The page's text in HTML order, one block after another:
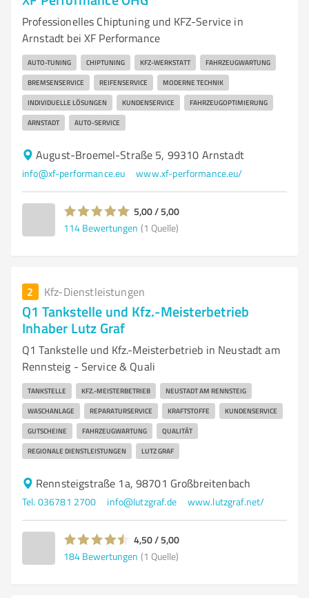
Professionelles Chiptuning und KFZ-Service in
Arnstadt bei XF Performance
AUTO-TUNING CHIPTUNING KFZ-WERKSTATT FAHRZEUGWARTUNG
BREMSENSERVICE REIFENSERVICE MODERNE TECHNIK
INDIVIDUELLE LÖSUNGEN KUNDENSERVICE FAHRZEUGOPTIMIERUNG
ARNSTADT AUTO-SERVICE
August-Broemel-Straße 5, 99310 Arnstadt
info@xf-performance.eu www.xf-performance.eu/
5,00 / 5,00
114 Bewertungen (1 Quelle)
2 Kfz-Dienstleistungen
Q1 Tankstelle und Kfz.-Meisterbetrieb
Inhaber Lutz Graf
Q1 Tankstelle und Kfz.-Meisterbetrieb in Neustadt am
Rennsteig - Service & Quali
TANKSTELLE KFZ.-MEISTERBETRIEB NEUSTADT AM RENNSTEIG
WASCHANLAGE REPARATURSERVICE KRAFTSTOFFE KUNDENSERVICE
GUTSCHEINE FAHRZEUGWARTUNG QUALITÄT
REGIONALE DIENSTLEISTUNGEN LUTZ GRAF
Rennsteigstraße 1a, 98701 Großbreitenbach
Tel. 036781 2700 info@lutzgraf.de www.lutzgraf.net/
4,50 / 5,00
184 Bewertungen (1 Quelle)